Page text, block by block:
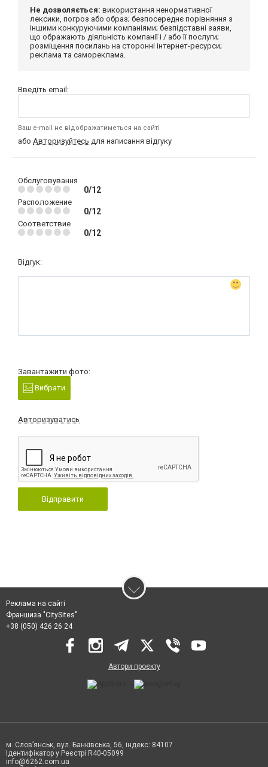
Не дозволяється: використання ненормативної
лексики, погроз або образ; безпосереднє порівняння з
іншими конкуруючими компаніями; безпідставні заяви,
що ображають діяльність компанії і / або її послуги;
розміщення посилань на сторонні інтернет-ресурси;
реклама та самореклама.
Введіть email:
Ваш e-mail не відображатиметься на сайті
або Авторизуйтесь для написання відгуку
Обслуговування
0/12
Расположение
0/12
Соответствие
0/12
Відгук:
Завантажити фото:
Вибрати
Авторизуватись
Відправити
Реклама на сайті
Франшиза "CitySites"
+38 (050) 426 26 24
Автори проєкту
м. Слов’янськ, вул. Банківська, 56, індекс: 84107
Ідентифікатор у Реєстрі R40-05099
info@6262.com.ua